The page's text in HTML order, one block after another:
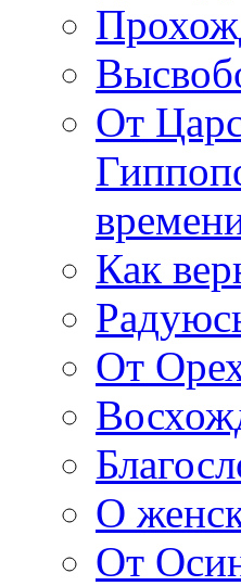
От
Как
От
О
От